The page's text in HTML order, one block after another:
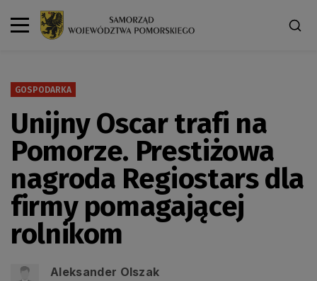
GOSPODARKA
Unijny Oscar trafi na
Pomorze. Prestiżowa
nagroda Regiostars dla
firmy pomagającej
rolnikom
Aleksander Olszak